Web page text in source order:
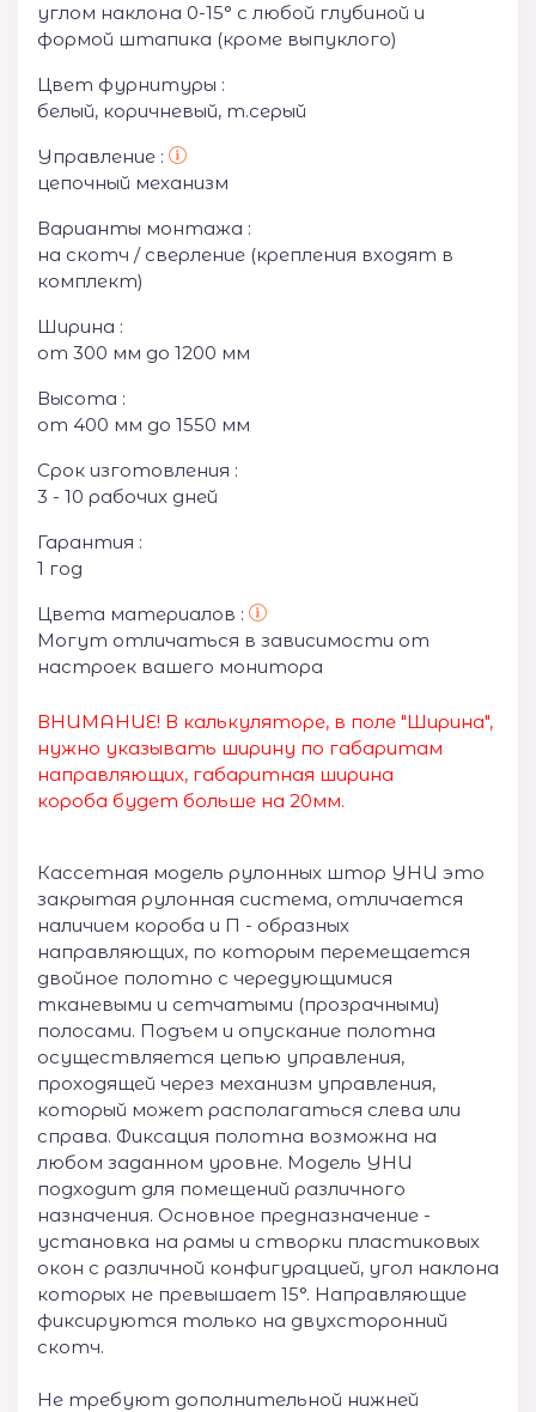
углом наклона 0-15° с любой глубиной и
формой штапика (кроме выпуклого)
Цвет фурнитуры :
белый, коричневый, т.серый
Управление :
цепочный механизм
Варианты монтажа :
на скотч / сверление (крепления входят в
комплект)
Ширина :
от 300 мм до 1200 мм
Высота :
от 400 мм до 1550 мм
Срок изготовления :
3 - 10 рабочих дней
Гарантия :
1 год
Цвета материалов :
Могут отличаться в зависимости от
настроек вашего монитора
ВНИМАНИЕ! В калькуляторе, в поле "Ширина",
нужно указывать ширину по габаритам
направляющих, габаритная ширина
короба будет больше на 20мм.
Кассетная модель рулонных штор УНИ это
закрытая рулонная система, отличается
наличием короба и П - образных
направляющих, по которым перемещается
двойное полотно с чередующимися
тканевыми и сетчатыми (прозрачными)
полосами. Подъем и опускание полотна
осуществляется цепью управления,
проходящей через механизм управления,
который может располагаться слева или
справа. Фиксация полотна возможна на
любом заданном уровне. Модель УНИ
подходит для помещений различного
назначения. Основное предназначение -
установка на рамы и створки пластиковых
окон с различной конфигурацией, угол наклона
которых не превышает 15°. Направляющие
фиксируются только на двухсторонний
скотч.
Не требуют дополнительной нижней